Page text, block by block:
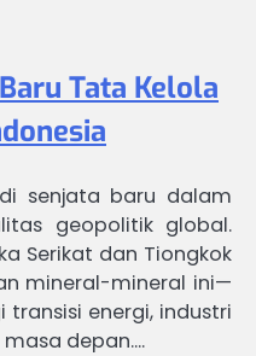
Tata Kelola
senjata baru dalam
geopolitik global.
Serikat dan Tiongkok
mineral-mineral ini—
energi, industri
depan.…